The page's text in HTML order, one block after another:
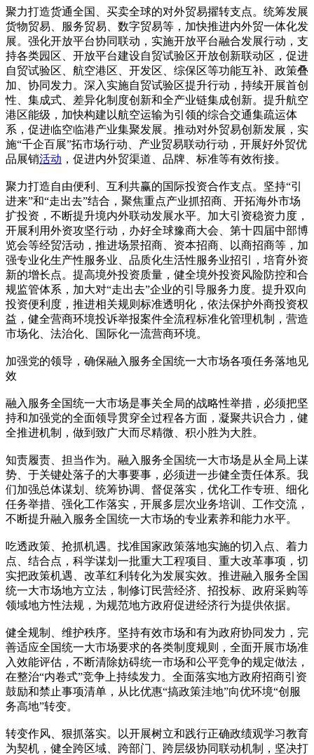
聚力打造货通全国、买卖全球的对外贸易擢转支点。统筹发展
货物贸易、服务贸易、数字贸易等，加快推进内外贸一体化发
展。强化开放平台协同联动，实施开放平台融合发展行动，支
持各类园区、开放平台建设自贸试验区开放创新联动区，促进
自贸试验区、航空港区、开发区、综保区等功能互补、政策叠
加、协同发力。深入实施自贸试验区提升行动，持续开展首创
性、集成式、差异化制度创新和全产业链集成创新。提升航空
港区能级，加快构建以航空运输为引领的综合交通集疏运体
系，促进临空临港产业集聚发展。推动对外贸易创新发展，实
施“千企百展”拓市场行动、产业贸易联动行动，开展好外贸优
品展销活动 ，促进内外贸渠道、品牌、标准等有效衔接。
聚力打造自由便利、互利共赢的国际投资合作支点。坚持“引
进来”和“走出去”结合，聚焦重点产业抓招商、开拓海外市场
扩投资，不断提升境内外联动发展水平。加大引资稳资力度，
开展利用外资攻坚行动，办好全球豫商大会、第十四届中部博
览会等经贸活动，推进场景招商、资本招商、以商招商等，加
强专业化生产性服务业、品质化生活性服务业招引，培育外资
新的增长点。提高境外投资质量，健全境外投资风险防控和合
规监管体系，加大对“走出去”企业的引导服务力度。提升双向
投资便利度，推进相关规则标准透明化，依法保护外商投资权
益，健全营商环境投诉举报案件全流程标准化管理机制，营造
市场化、法治化、国际化一流营商环境。
加强党的领导，确保融入服务全国统一大市场各项任务落地见
效
融入服务全国统一大市场是事关全局的战略性举措，必须把坚
持和加强党的全面领导贯穿全过程各方面，凝聚共识合力，健
全推进机制，做到致广大而尽精微、积小胜为大胜。
知责履责、担当作为。融入服务全国统一大市场是从全局上谋
势、于关键处落子的大事要事，必须进一步健全责任体系。我
们加强总体谋划、统筹协调、督促落实，优化工作专班、细化
任务举措、强化工作落实，开展多层次业务培训、工作交流，
不断提升融入服务全国统一大市场的专业素养和能力水平。
吃透政策、抢抓机遇。找准国家政策落地实施的切入点、着力
点、结合点，科学谋划一批重大工程项目、重大改革事项，切
实把政策机遇、改革红利转化为发展实效。推进融入服务全国
统一大市场地方立法，制修订民营经济、招投标、政府采购等
领域地方性法规，为规范地方政府促进经济行为提供依据。
健全规制、维护秩序。坚持有效市场和有为政府协同发力，完
善适应全国统一大市场要求的各类制度规则，全面开展市场准
入效能评估，不断清除妨碍统一市场和公平竞争的规定做法，
在整治“内卷式”竞争上持续发力。全面落实地方政府招商引资
鼓励和禁止事项清单，从比优惠“搞政策洼地”向优环境“创服
务高地”转变。
转变作风、狠抓落实。以开展树立和践行正确政绩观学习教育
为契机，健全跨区域、跨部门、跨层级协同联动机制，坚决打